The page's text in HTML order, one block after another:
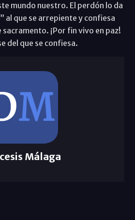
mundo nuestro. El perdón lo da
al que se arrepiente y confiesa
sacramento. ¡Por fin vivo en paz!
del que se confiesa.
Málaga